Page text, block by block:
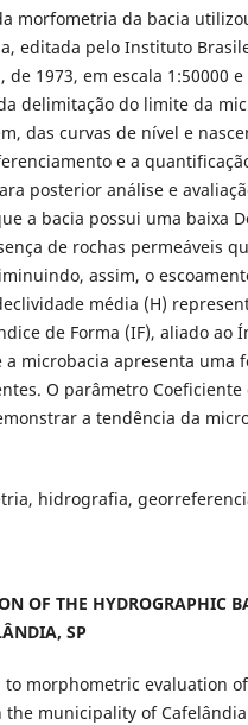
morfometria da bacia
editada pelo Instituto
de 1973, em escala 1:50000
delimitação do limite da
das curvas de nível e
e a
posterior análise e
a bacia possui uma baixa
de rochas permeáveis
assim, o
média (H)
de Forma (IF), aliado ao
microbacia apresenta uma
O parâmetro Coeficiente
a tendência da
hidrografia,
OF THE HYDROGRAPHIC
SP
to morphometric evaluation
municipality of Cafelândia